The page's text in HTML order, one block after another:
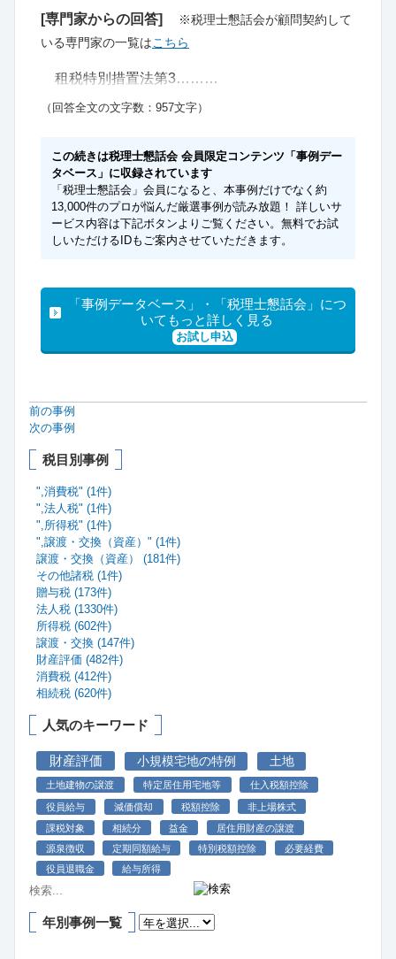
[専門家からの回答]
※税理士懇話会が顧問契約して
いる専門家の一覧はこちら
租税特別措置法第3………
（回答全文の文字数：957文字）
この続きは税理士懇話会 会員限定コンテンツ「事例デー
タベース」に収録されています
「税理士懇話会」会員になると、本事例だけでなく約
13,000件のプロが悩んだ厳選事例が読み放題！ 詳しいサ
ービス内容は下記ボタンよりご覧ください。無料でお試
しいただけるIDもご案内させていただきます。
「事例データベース」・「税理士懇話会」につ
いてもっと詳しく見る
お試し申込
前の事例
次の事例
税目別事例
",消費税" (1件)
",法人税" (1件)
",所得税" (1件)
",譲渡・交換（資産）" (1件)
譲渡・交換（資産） (181件)
その他諸税 (1件)
贈与税 (173件)
法人税 (1330件)
所得税 (602件)
譲渡・交換 (147件)
財産評価 (482件)
消費税 (412件)
相続税 (620件)
人気のキーワード
財産評価 小規模宅地の特例 土地
土地建物の譲渡 特定居住用宅地等 仕入税額控除
役員給与 減価償却 税額控除
非上場株式
課税対象
相続分 益金
居住用財産の譲渡
源泉徴収
定期同額給与 特別税額控除
必要経費
役員退職金
給与所得
年別事例一覧